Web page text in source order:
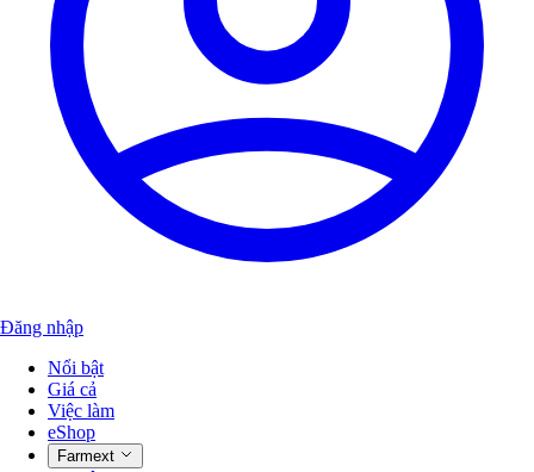
Đăng nhập
Nổi bật
Giá cả
Việc làm
eShop
Farmext